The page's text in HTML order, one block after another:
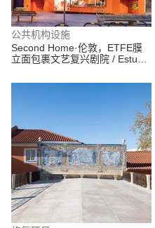
公共机构设施
Second Home·伦敦，ETFE膜
立面包裹文艺复兴剧院 / Estudio